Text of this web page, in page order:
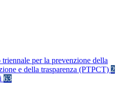
triennale per la prevenzione della
e della trasparenza (PTPCT) 2
63